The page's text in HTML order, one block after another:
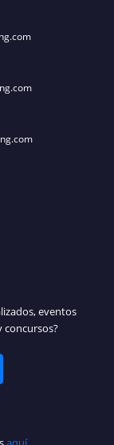
eventos
concursos?